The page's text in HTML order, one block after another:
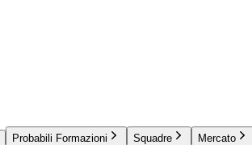
Probabili Formazioni Squadre Mercato